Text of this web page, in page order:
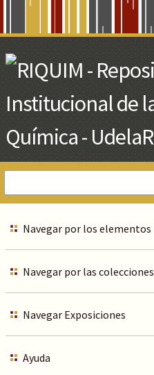
Main
Content
Navegar por los elementos
Navegar por las colecciones
Navegar Exposiciones
Ayuda